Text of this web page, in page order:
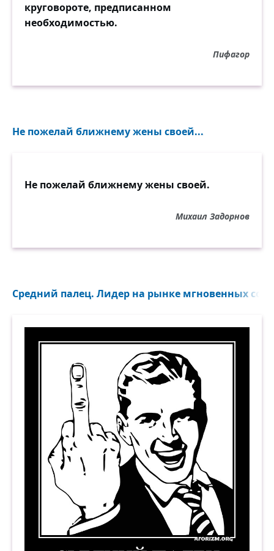
круговороте, предписанном
необходимостью.
Пифагор
Не пожелай ближнему жены своей...
Не пожелай ближнему жены своей.
Михаил Задорнов
Средний палец. Лидер на рынке мгновенных